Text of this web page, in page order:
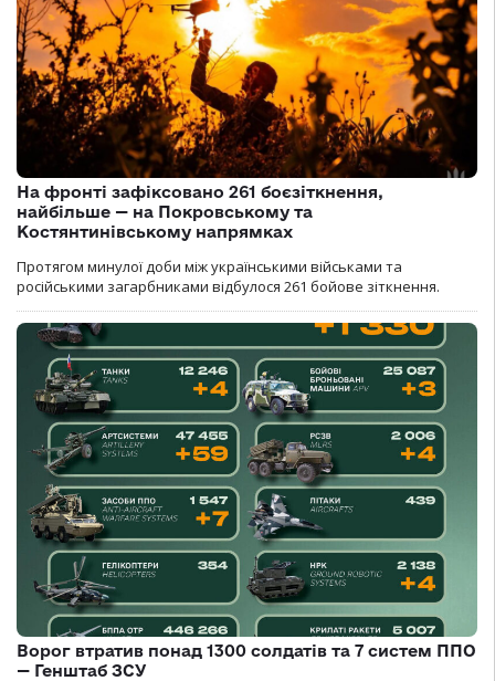
На фронті зафіксовано 261 боєзіткнення,
найбільше — на Покровському та
Костянтинівському напрямках
Протягом минулої доби між українськими військами та
російськими загарбниками відбулося 261 бойове зіткнення.
Ворог втратив понад 1300 солдатів та 7 систем ППО
— Генштаб ЗСУ